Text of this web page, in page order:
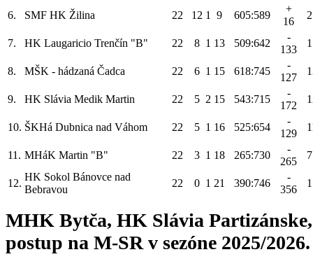
6.
SMF HK Žilina 22 12 1 9 605:589
+
16
7. HK Laugaricio Trenčín "B" 22 8 1 13 509:642
-
133
8. MŠK - hádzaná Čadca 22 6 1 15 618:745
-
127
9. HK Slávia Medik Martin 22 5 2 15 543:715
-
172
10. ŠKHá Dubnica nad Váhom 22 5 1 16 525:654
-
129
11. MHáK Martin "B" 22 3 1 18 265:730
-
265
7
12.
HK Sokol Bánovce nad
Bebravou
22 0 1 21 390:746
-
356
1
MHK Bytča, HK Slávia
postup na M-SR v sezóne 2025/2026.